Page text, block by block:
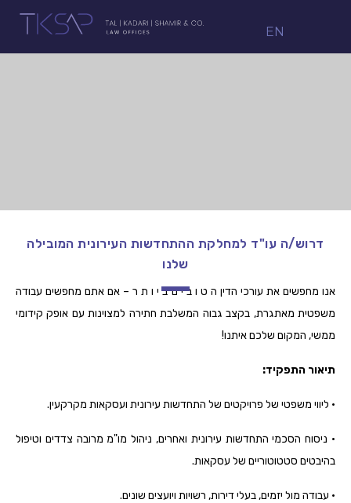
EN
דרוש/ה עו"ד למחלקת ההתחדשות העירונית המובילה
שלנו
אנו מחפשים את עורכי הדין ה ט ו ב י ם ב י ו ת ר – אם אתם מחפשים עבודה
משפטית מאתגרת, בקצב גבוה המשלבת חתירה למצוינות עם אופק קידומי
ממשי, המקום שלכם איתנו!
תיאור התפקיד:
• ליווי משפטי של פרויקטים של התחדשות עירונית ועסקאות מקרקעין.
• ניסוח הסכמי התחדשות עירונית ואחרים, ניהול מו"מ מרובה צדדים וטיפול
בהיבטים סטטוטוריים של עסקאות.
• עבודה מול יזמים, בעלי דירות, רשויות ויועצים שונים.